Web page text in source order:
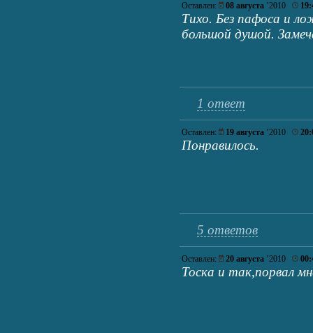
Оставлен: 08 августа ’2010
Тихо. Без пафоса и
большой душой.
1 ответ
Оставлен: 19 августа ’2010
Понравилось.
5 ответов
Оставлен: 20 августа ’2010
Тоска и так,порвал